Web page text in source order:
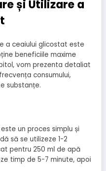
și Utilizare a
a ceaiului glicostat este
beneficiile maxime
vom prezenta detaliat
consumului,
substanțe.
un proces simplu și
să se utilizeze 1-2
pentru 250 ml de apă
timp de 5-7 minute, apoi